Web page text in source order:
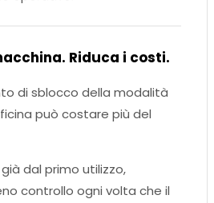
Riduca i costi.
di sblocco della modalità
può costare più del
già dal primo utilizzo,
controllo ogni volta che il